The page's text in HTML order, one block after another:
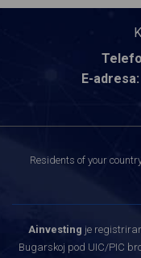
E-adresa:
Residents of your
Ainvesting je
Bugarskoj pod UIC/PIC